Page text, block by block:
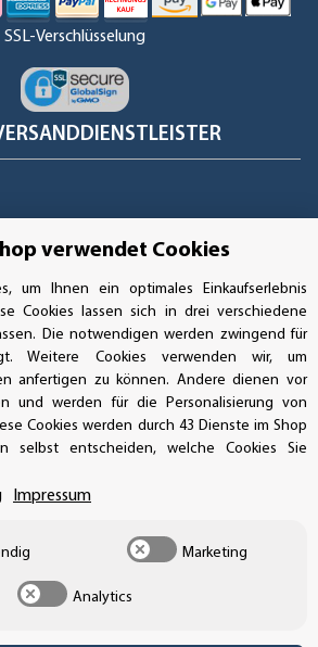
SSL-Verschlüsselung
Vertrag widerrufen
inkl. gesetzlicher USt., zzgl.
verwendet Cookies
um Ihnen ein optimales Einkaufserlebnis
Cookies lassen sich in drei verschiedene
Die notwendigen werden zwingend für
Weitere Cookies verwenden wir, um
anfertigen zu können. Andere dienen vor
und werden für die Personalisierung von
Cookies werden durch 43 Dienste im Shop
selbst entscheiden, welche Cookies Sie
Impressum
Marketing
Analytics